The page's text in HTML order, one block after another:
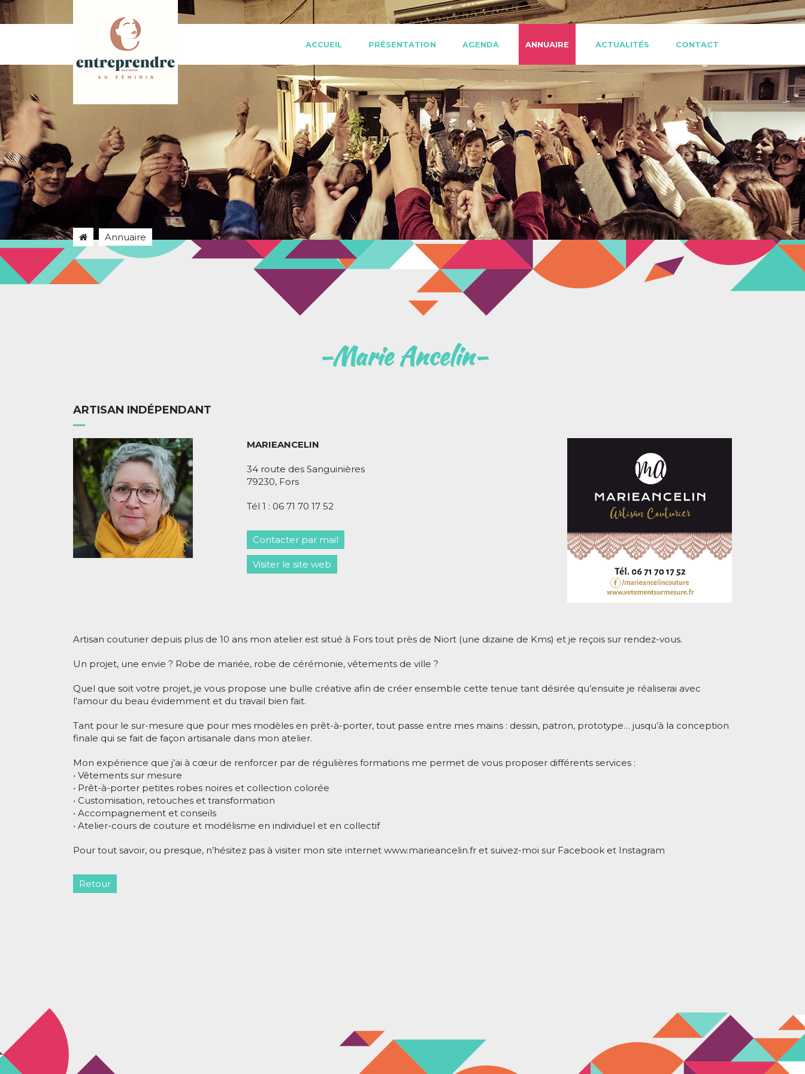
ACCUEIL PRÉSENTATION AGENDA ANNUAIRE ACTUALITÉS CONTACT
Annuaire
Marie Ancelin
ARTISAN INDÉPENDANT
MARIEANCELIN
34 route des Sanguinières
79230, Fors
Tél 1 : 06 71 70 17 52
Contacter par mail
Visiter le site web
Artisan couturier depuis plus de 10 ans mon atelier est situé à Fors tout près de Niort (une dizaine de Kms) et je reçois sur rendez-vous.
Un projet, une envie ? Robe de mariée, robe de cérémonie, vêtements de ville ?
Quel que soit votre projet, je vous propose une bulle créative afin de créer ensemble cette tenue tant désirée qu’ensuite je réaliserai avec
l’amour du beau évidemment et du travail bien fait.
Tant pour le sur-mesure que pour mes modèles en prêt-à-porter, tout passe entre mes mains : dessin, patron, prototype… jusqu’à la conception
finale qui se fait de façon artisanale dans mon atelier.
Mon expérience que j’ai à cœur de renforcer par de régulières formations me permet de vous proposer différents services :
• Vêtements sur mesure
• Prêt-à-porter petites robes noires et collection colorée
• Customisation, retouches et transformation
• Accompagnement et conseils
• Atelier-cours de couture et modélisme en individuel et en collectif
Pour tout savoir, ou presque, n’hésitez pas à visiter mon site internet www.marieancelin.fr et suivez-moi sur Facebook et Instagram
Retour